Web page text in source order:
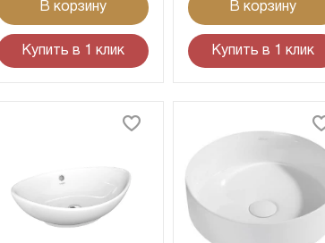
В корзину
Купить в 1 клик
В корзину
Купить в 1 клик